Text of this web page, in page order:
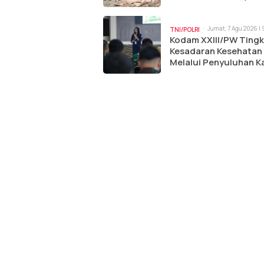
TNI/POLRI Jumat, 7 Agu 2026 |
Kodam XXIII/PW
Kesadaran Kesehatan
Melalui Penyuluhan